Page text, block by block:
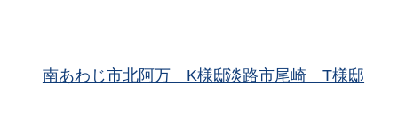
南あわじ市北阿万 K様邸淡路市尾崎 T様邸